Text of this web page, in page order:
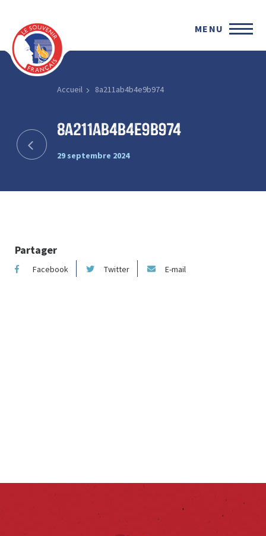
MENU
Accueil 8a211ab4b4e9b974
8a211ab4b4e9b974
29 septembre 2024
Partager
Facebook Twitter E-mail